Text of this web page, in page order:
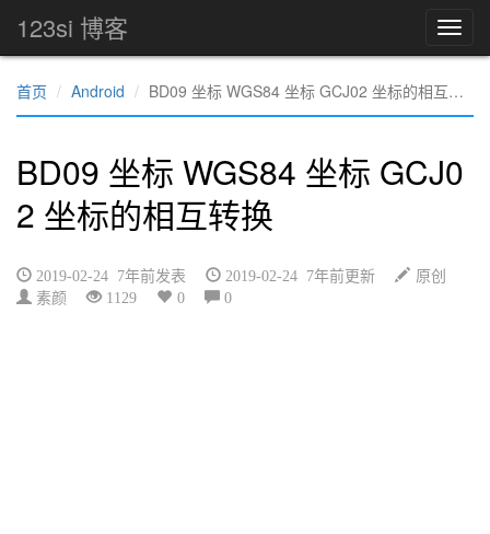
123si 博客
首页 Android BD09 坐标 WGS84 坐标 GCJ02 坐标的相互转换
BD09 坐标 WGS84 坐标 GCJ0
2 坐标的相互转换
2019-02-24 7年前发表 2019-02-24 7年前更新
原创
素颜
1129 0 0